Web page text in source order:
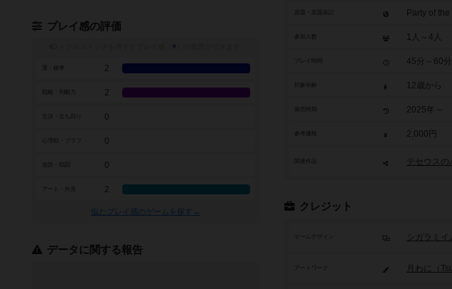
Party of
参加人数 1人～4人
45分～60分
12歳から
2025年～
参考価格 2,000円
関連作品 テセウスの
クレジット
ゲームデザイン シガラミイ
アートワーク 月わに（
プレイ感の評価
※
2
戦略・判断力 2
0
0
0
アート・外見 2
似たプレイ感のゲームを探す→
データに関する報告